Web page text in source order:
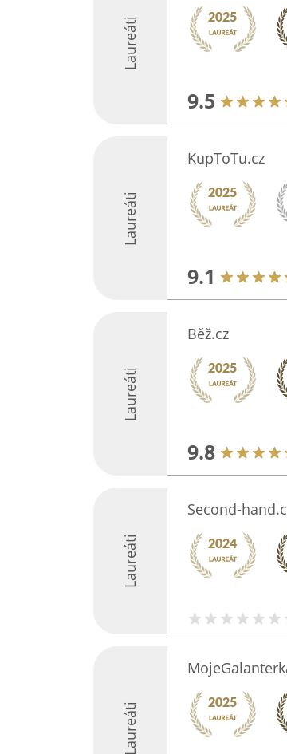
Laureáti
9.5
Laureáti
KupToTu.cz
9.1
Laureáti
Běž.cz
9.8
Laureáti
Second-
Laureáti